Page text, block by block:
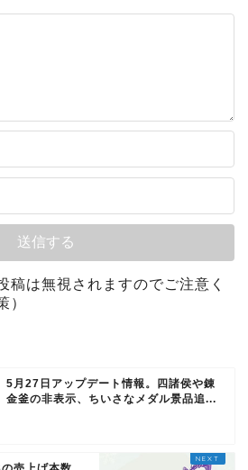
稿は無視されますのでご注意く
）
5月27日アップデート情報。四諸侯や錬
金釜の非表示、ちいさなメダル景品追...